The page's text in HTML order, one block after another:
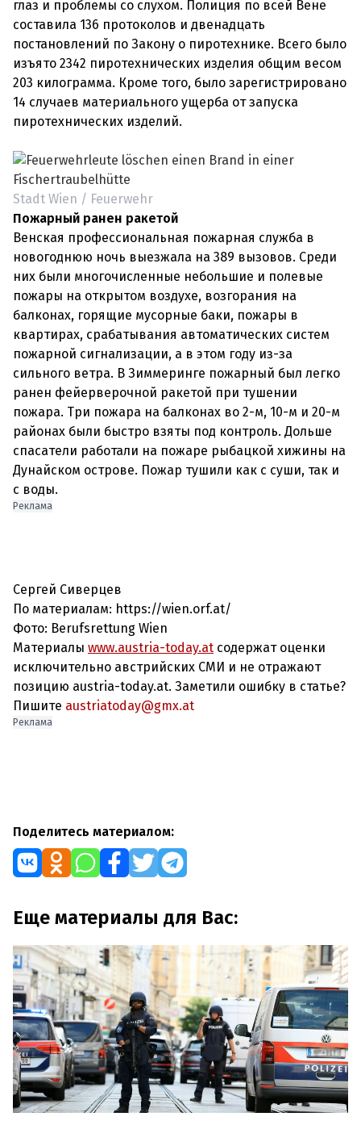
глаз и проблемы со слухом. Полиция по всей Вене
составила 136 протоколов и двенадцать
постановлений по Закону о пиротехнике. Всего было
изъято 2342 пиротехнических изделия общим весом
203 килограмма. Кроме того, было зарегистрировано
14 случаев материального ущерба от запуска
пиротехнических изделий.
Stadt Wien / Feuerwehr
Пожарный ранен ракетой
Венская профессиональная пожарная служба в
новогоднюю ночь выезжала на 389 вызовов. Среди
них были многочисленные небольшие и полевые
пожары на открытом воздухе, возгорания на
балконах, горящие мусорные баки, пожары в
квартирах, срабатывания автоматических систем
пожарной сигнализации, а в этом году из-за
сильного ветра. В Зиммеринге пожарный был легко
ранен фейерверочной ракетой при тушении
пожара. Три пожара на балконах во 2-м, 10-м и 20-м
районах были быстро взяты под контроль. Дольше
спасатели работали на пожаре рыбацкой хижины на
Дунайском острове. Пожар тушили как с суши, так и
с воды.
Реклама
Сергей Сиверцев
По материалам: https://wien.orf.at/
Фото: Berufsrettung Wien
Материалы www.austria-today.at содержат оценки
исключительно австрийских СМИ и не отражают
позицию austria-today.at. Заметили ошибку в статье?
Пишите austriatoday@gmx.at
Реклама
Поделитесь материалом:
Еще материалы для Вас: